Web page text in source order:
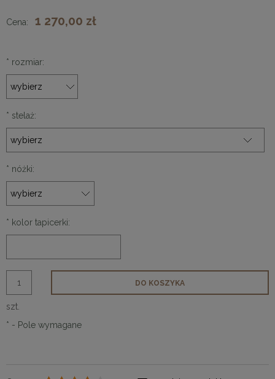
Cena: 1 270,00 zł
* rozmiar:
* stelaż:
* nóżki:
* kolor tapicerki:
szt.
DO KOSZYKA
* - Pole wymagane